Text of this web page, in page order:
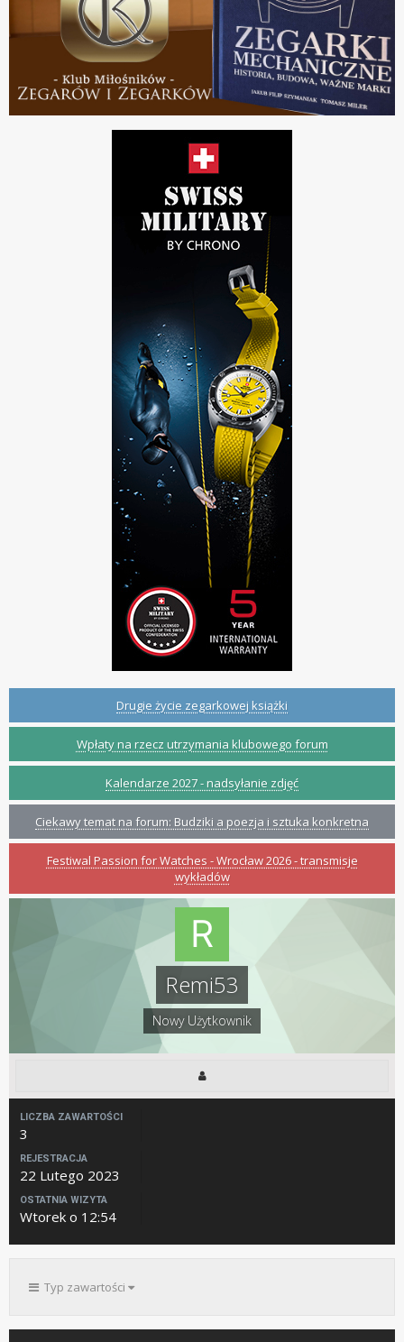
Drugie życie zegarkowej książki
Wpłaty na rzecz utrzymania klubowego forum
Kalendarze 2027 - nadsyłanie zdjęć
Ciekawy temat na forum: Budziki a poezja i sztuka konkretna
Festiwal Passion for Watches - Wrocław 2026 - transmisje
wykładów
Remi53
Nowy Użytkownik
LICZBA ZAWARTOŚCI
3
REJESTRACJA
22 Lutego 2023
OSTATNIA WIZYTA
Wtorek o 12:54
Typ zawartości